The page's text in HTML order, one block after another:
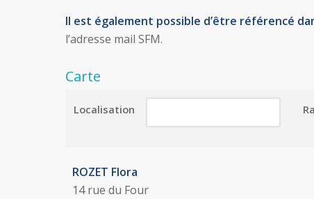
Il est également possible d’être référencé
l’adresse mail SFM.
Carte
Localisation
ROZET Flora
14 rue du Four